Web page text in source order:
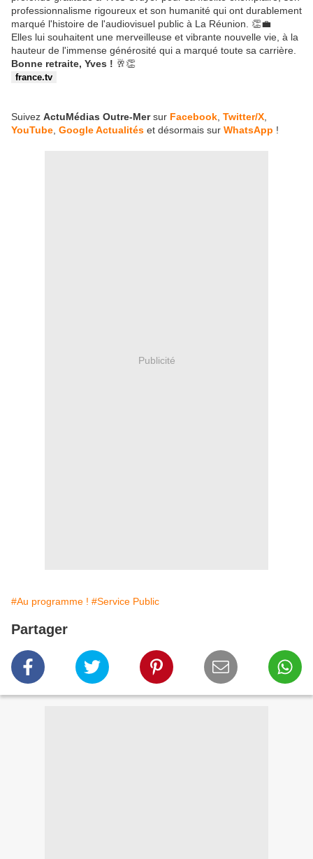
professionnalisme rigoureux et son humanité qui ont durablement
marqué l'histoire de l'audiovisuel public à La Réunion. 👏💼
Elles lui souhaitent une merveilleuse et vibrante nouvelle vie, à la
hauteur de l'immense générosité qui a marqué toute sa carrière.
Bonne retraite, Yves ! 🥂👏
france.tv
Suivez ActuMédias Outre-Mersur Facebook Twitter/X
YouTube Google Actualités et désormais sur WhatsApp !
Publicité
#Au programme ! #Service Public
Partager